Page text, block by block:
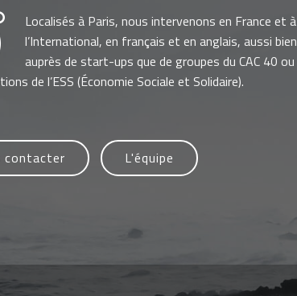
Localisés à Paris, nous intervenons en France et à
l’International, en français et en anglais, aussi bien
auprès de start-ups que de groupes du CAC 40 ou
de l’ESS (Économie Sociale et Solidaire).
contacter L'équipe